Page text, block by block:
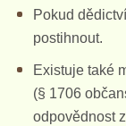
Pokud
postihnout.
Existuje také
(§ 1706
odpovědnost